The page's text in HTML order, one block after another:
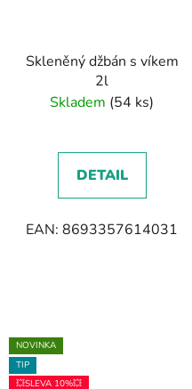
Skleněný džbán s víkem
2l
Skladem (54 ks)
DETAIL
EAN: 8693357614031
NOVINKA
TIP
💥SLEVA 10%💥